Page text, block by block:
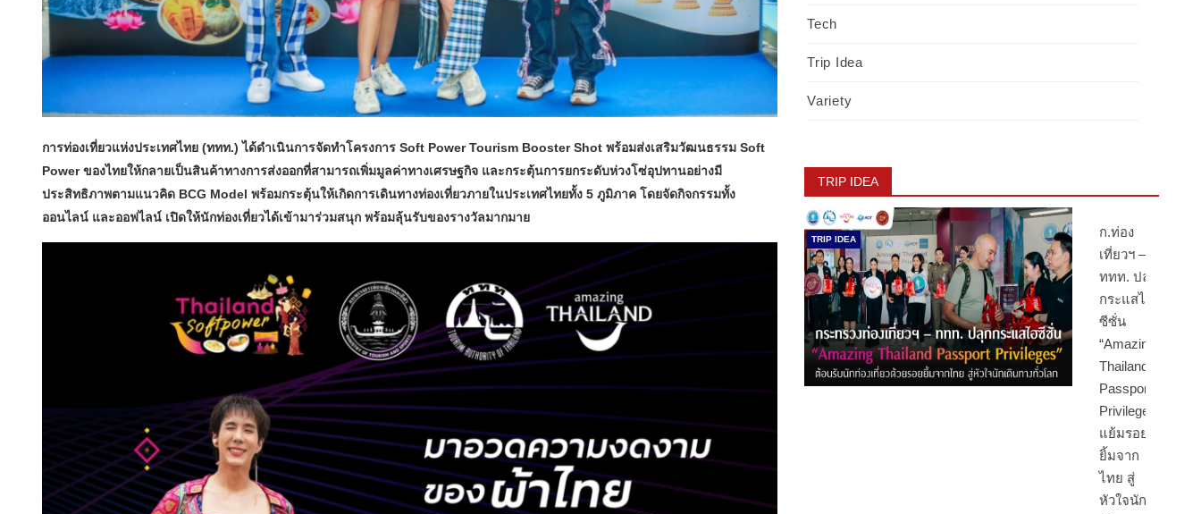
การท่องเที่ยวแห่งประเทศไทย (ททท.) ได้ดำเนินการจัดทำโครงการ Soft Power Tourism Booster Shot พร้อมส่งเสริมวัฒนธรรม Soft
Power ของไทยให้กลายเป็นสินค้าทางการส่งออกที่สามารถเพิ่มมูลค่าทางเศรษฐกิจ และกระตุ้นการยกระดับห่วงโซ่อุปทานอย่างมี
ประสิทธิภาพตามแนวคิด BCG Model พร้อมกระตุ้นให้เกิดการเดินทางท่องเที่ยวภายในประเทศไทยทั้ง 5 ภูมิภาค โดยจัดกิจกรรมทั้ง
ออนไลน์ และออฟไลน์ เปิดให้นักท่องเที่ยวได้เข้ามาร่วมสนุก พร้อมลุ้นรับของรางวัลมากมาย
Tech
Trip Idea
Variety
TRIP IDEA
TRIP IDEA
ก.ท่อง
เที่ยวฯ –
ททท. ปลุก
กระแสไฮ
ซีซั่น
“Amazing
Thailand
Passport
Privileges”
แย้มรอย
ยิ้มจาก
ไทย สู่
หัวใจนัก